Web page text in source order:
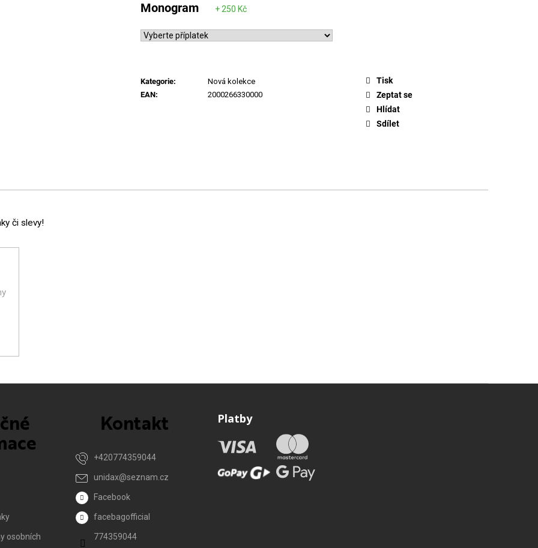
Monogram
Kategorie:
Nová kolekce
EAN: 2000266330000
Tisk
Zeptat se
Hlídat
Sdílet
či slevy!
osobních
Kontakt
unidax@seznam.cz
+420774359044
Facebook
facebagofficial
774359044
Platby